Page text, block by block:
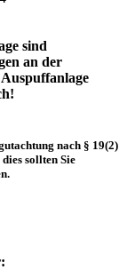
sind
an der
nach § 19(2)
sollten Sie